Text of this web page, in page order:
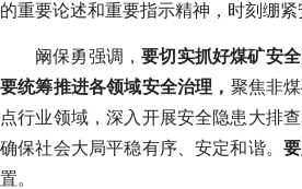
的重要论述和重要指示精神，时刻绷紧
阚保勇强调，要切实抓好煤矿安
要统筹推进各领域安全治理， 聚焦非
点行业领域，深入开展安全隐患大排查
确保社会大局平稳有序、安定和谐。
置。